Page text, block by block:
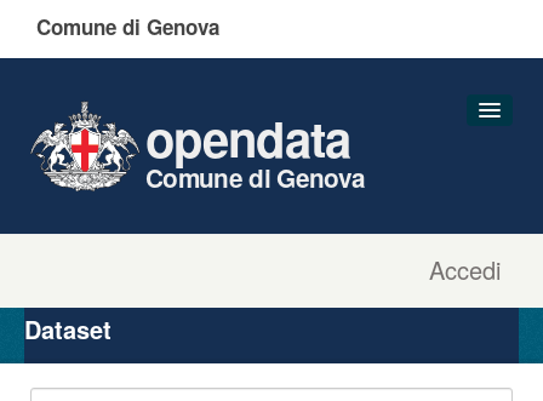
Comune di Genova
Accedi
opendata
Comune di Genova
Organizzazioni
Gruppi
Dataset